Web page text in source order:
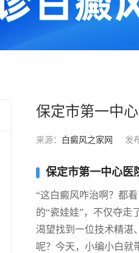
保定市第一中
来源： 白癜风之家网 发
保定市第一中心医
“这白癜风咋治啊？都
的“瓷娃娃”，不仅夺走
渴望找到一位技术精湛
呢？今天，小编小白就